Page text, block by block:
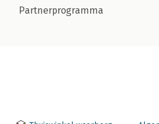
Partnerprogramma